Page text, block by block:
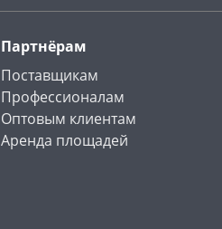
Партнёрам
Поставщикам
Профессионалам
Оптовым клиентам
Аренда площадей